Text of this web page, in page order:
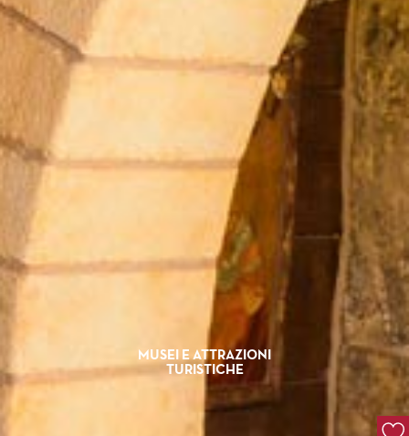
MUSEI E ATTRAZIONI
TURISTICHE